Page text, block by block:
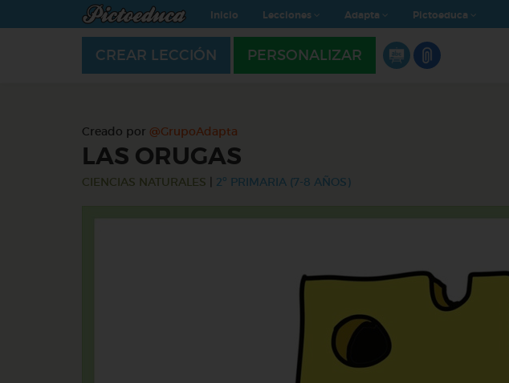
Inicio Lecciones Adapta Pictoeduca
CREAR LECCIÓN PERSONALIZAR
Creado por @GrupoAdapta
LAS ORUGAS
CIENCIAS NATURALES 2º PRIMARIA (7-8 AÑOS)